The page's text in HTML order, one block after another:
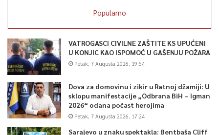
Popularno
VATROGASCI CIVILNE ZAŠTITE KS UPUĆENI
U KONJIC KAO ISPOMOĆ U GAŠENJU POŽARA
Petak, 7 Augusta 2026, 19:54
Dova za domovinu i zikir u Ratnoj džamiji: U
sklopu manifestacije „Odbrana BiH – Igman
2026“ odana počast herojima
Petak, 7 Augusta 2026, 17:24
Sarajevo u znaku spektakla: Bentbaša Cliff